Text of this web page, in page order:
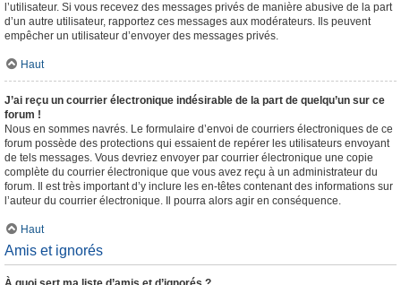
l’utilisateur. Si vous recevez des messages privés de manière abusive de la part
d’un autre utilisateur, rapportez ces messages aux modérateurs. Ils peuvent
empêcher un utilisateur d’envoyer des messages privés.
Haut
J’ai reçu un courrier électronique indésirable de la part de quelqu’un sur ce
forum !
Nous en sommes navrés. Le formulaire d’envoi de courriers électroniques de ce
forum possède des protections qui essaient de repérer les utilisateurs envoyant
de tels messages. Vous devriez envoyer par courrier électronique une copie
complète du courrier électronique que vous avez reçu à un administrateur du
forum. Il est très important d’y inclure les en-têtes contenant des informations sur
l’auteur du courrier électronique. Il pourra alors agir en conséquence.
Haut
Amis et ignorés